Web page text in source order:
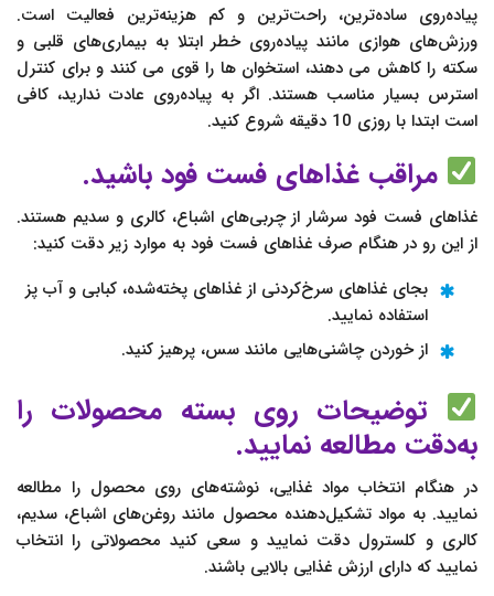
پیاده‌روی ساده‌ترین، راحت‌ترین و کم‌ هزینه‌ترین فعالیت است.
ورزش‌های هوازی مانند پیاده‌روی خطر ابتلا به بیماری‌های قلبی و
سکته را کاهش می دهند، استخوان‌ ها را قوی می کنند و برای کنترل
استرس بسیار مناسب هستند. اگر به پیاده‌روی عادت ندارید، کافی
است ابتدا با روزی 10 دقیقه شروع کنید.
مراقب غذاهای فست فود باشید.
غذاهای فست فود سرشار از چربی‌های اشباع، کالری و سدیم هستند.
از این‌ رو در هنگام صرف غذاهای فست فود به موارد زیر دقت کنید:
بجای غذاهای سرخ‌کردنی از غذاهای پخته‌شده، کبابی و آب پز
استفاده نمایید.
از خوردن چاشنی‌هایی مانند سس، پرهیز کنید.
توضیحات روی بسته محصولات را
به‌دقت مطالعه نمایید.
در هنگام انتخاب مواد غذایی، نوشته‌های روی محصول را مطالعه
نمایید. به مواد تشکیل‌دهنده محصول مانند روغن‌های اشباع، سدیم،
کالری و کلسترول دقت نمایید و سعی کنید محصولاتی را انتخاب
نمایید که دارای ارزش غذایی بالایی باشند.